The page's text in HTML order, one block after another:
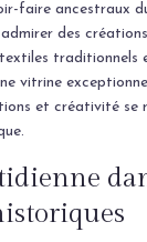
faire ancestraux
des
traditionnels
vitrine
et créativité se